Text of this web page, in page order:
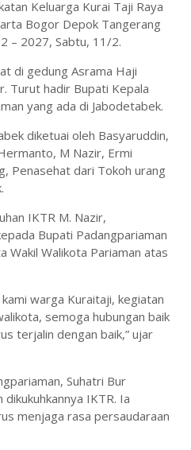
Keluarga Kurai Taji Raya
Bogor Depok Tangerang
– 2027, Sabtu, 11/2.
di gedung Asrama Haji
Turut hadir Bupati Kepala
yang ada di Jabodetabek.
diketuai oleh Basyaruddin,
M Nazir, Ermi
Penasehat dari Tokoh urang
IKTR M. Nazir,
Bupati Padangpariaman
Wakil Walikota Pariaman atas
warga Kuraitaji, kegiatan
semoga hubungan baik
terjalin dengan baik,” ujar
Suhatri Bur
IKTR. Ia
menjaga rasa persaudaraan